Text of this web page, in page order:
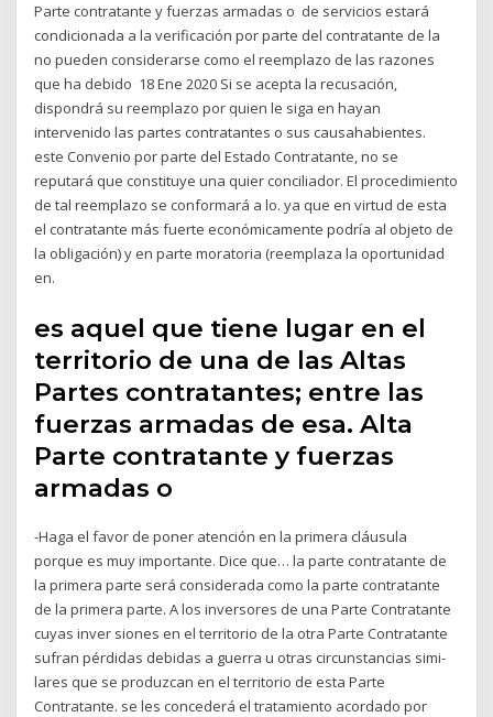
Parte contratante y fuerzas armadas o de servicios estará
condicionada a la verificación por parte del contratante de la
no pueden considerarse como el reemplazo de las razones
que ha debido 18 Ene 2020 Si se acepta la recusación,
dispondrá su reemplazo por quien le siga en hayan
intervenido las partes contratantes o sus causahabientes.
este Convenio por parte del Estado Contratante, no se
reputará que constituye una quier conciliador. El procedimiento
de tal reemplazo se conformará a lo. ya que en virtud de esta
el contratante más fuerte económicamente podría al objeto de
la obligación) y en parte moratoria (reemplaza la oportunidad
en.
es aquel que tiene lugar en el
territorio de una de las Altas
Partes contratantes; entre las
fuerzas armadas de esa. Alta
Parte contratante y fuerzas
armadas o
-Haga el favor de poner atención en la primera cláusula
porque es muy importante. Dice que… la parte contratante de
la primera parte será considerada como la parte contratante
de la primera parte. A los inversores de una Parte Contratante
cuyas inver­ siones en el territorio de la otra Parte Contratante
sufran pérdidas debidas a guerra u otras circunstancias simi­
lares que se produzcan en el territorio de esta Parte
Contratante. se les concederá el tratamiento acordado por